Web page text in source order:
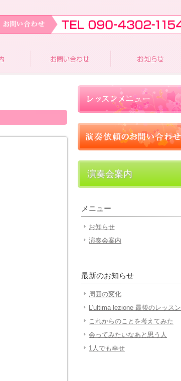
演奏会案内
メニュー
お知らせ
演奏会案内
最新のお知らせ
周囲の変化
L’ultima lezione 最後のレッスン
これからのことを考えてみた
会ってみたいなあと思う人
1人でも幸せ